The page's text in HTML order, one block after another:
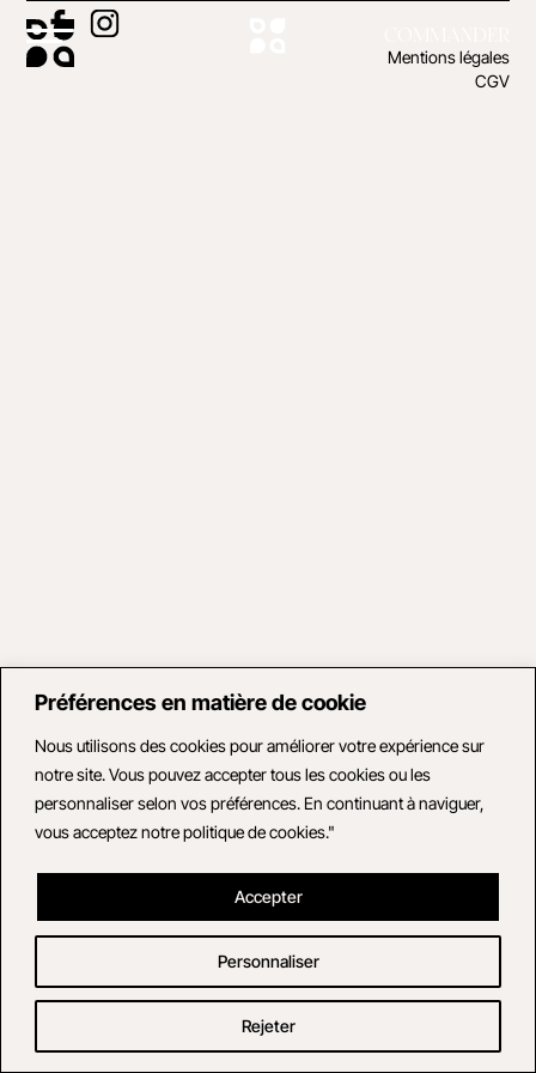
Préférences en matière de cookie
Nous utilisons des cookies pour améliorer votre expérience sur
notre site. Vous pouvez accepter tous les cookies ou les
personnaliser selon vos préférences. En continuant à naviguer,
vous acceptez notre politique de cookies."
Personnaliser
Rejeter
Accepter
Mentions légales
CGV